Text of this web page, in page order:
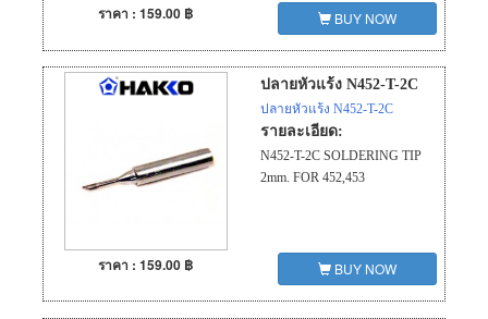
ราคา : 159.00 ฿ BUY NOW
ปลายหัวแร้ง N452-T-2C
ปลายหัวแร้ง N452-T-2C
รายละเอียด:
N452-T-2C SOLDERING TIP
2mm. FOR 452,453
ราคา : 159.00 ฿ BUY NOW